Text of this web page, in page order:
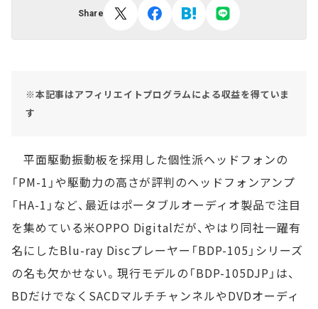
Share
※本記事はアフィリエイトプログラムによる収益を得ていま
す
平面駆動振動板を採用した個性派ヘッドフォンの
「PM-1」や駆動力の高さが評判のヘッドフォンアンプ
「HA-1」など、最近はポータブルオーディオ製品で注目
を集めている米OPPO Digitalだが、やはり同社一躍有
名にしたBlu-ray Discプレーヤー「BDP-105」シリーズ
の名も欠かせない。現行モデルの「BDP-105DJP」は、
BDだけでなくSACDマルチチャンネルやDVDオーディ